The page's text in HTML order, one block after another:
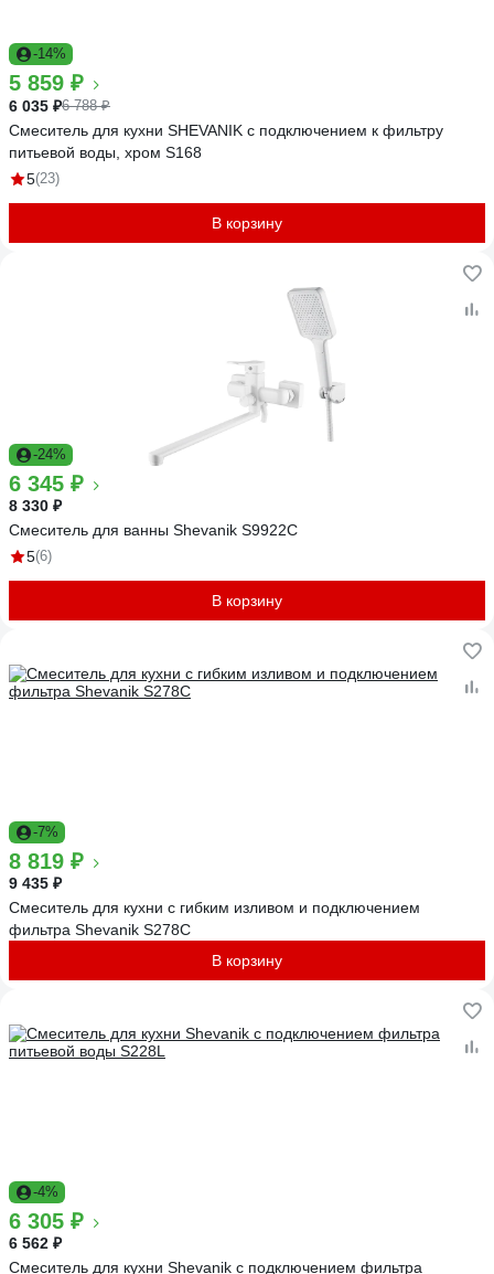
-14%
5 859 ₽
6 035 ₽6 788 ₽
Смеситель для кухни SHEVANIK с подключением к фильтру
питьевой воды, хром S168
5(23)
В корзину
-24%
6 345 ₽
8 330 ₽
Смеситель для ванны Shevanik S9922C
5(6)
В корзину
-7%
8 819 ₽
9 435 ₽
Смеситель для кухни с гибким изливом и подключением
фильтра Shevanik S278C
В корзину
-4%
6 305 ₽
6 562 ₽
Смеситель для кухни Shevanik с подключением фильтра